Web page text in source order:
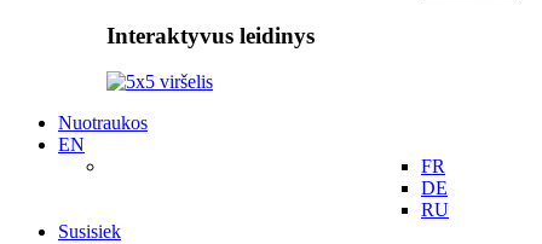
Interaktyvus leidinys
Nuotraukos
EN
FR
DE
RU
Susisiek